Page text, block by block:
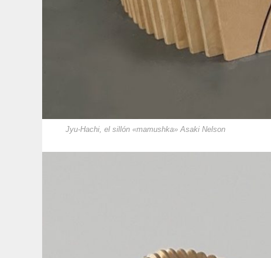
Jyu-Hachi, el sillón «mamushka» Asaki Nelson